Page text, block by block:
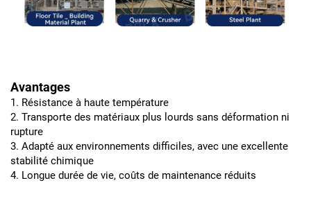
Avantages
1. Résistance à haute température
2. Transporte des matériaux plus lourds sans déformation ni
rupture
3. Adapté aux environnements difficiles, avec une excellente
stabilité chimique
4. Longue durée de vie, coûts de maintenance réduits